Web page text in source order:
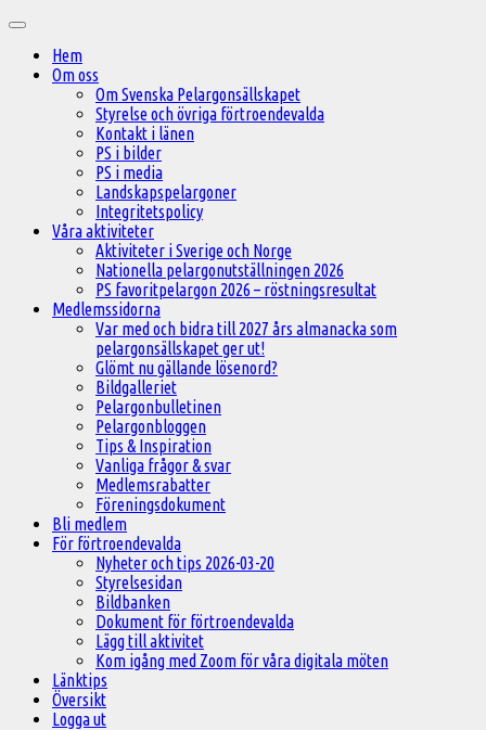
innehåll
Huvudmeny
Hem
Om oss
Om Svenska Pelargonsällskapet
Styrelse och övriga förtroendevalda
Kontakt i länen
PS i bilder
PS i media
Landskapspelargoner
Integritetspolicy
Våra aktiviteter
Aktiviteter i Sverige och Norge
Nationella pelargonutställningen 2026
PS favoritpelargon 2026 – röstningsresultat
Medlemssidorna
Var med och bidra till 2027 års almanacka som
pelargonsällskapet ger ut!
Glömt nu gällande lösenord?
Bildgalleriet
Pelargonbulletinen
Pelargonbloggen
Tips & Inspiration
Vanliga frågor & svar
Medlemsrabatter
Föreningsdokument
Bli medlem
För förtroendevalda
Nyheter och tips 2026-03-20
Styrelsesidan
Bildbanken
Dokument för förtroendevalda
Lägg till aktivitet
Kom igång med Zoom för våra digitala möten
Länktips
Översikt
Logga ut